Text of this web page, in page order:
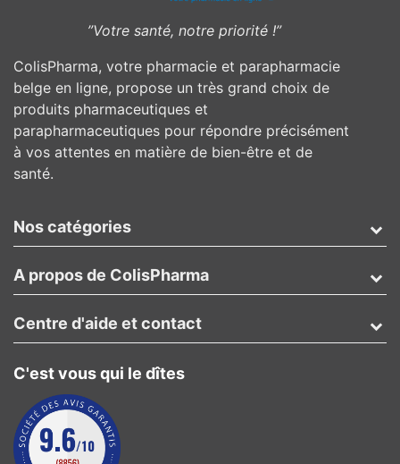
”Votre santé, notre priorité !”
ColisPharma, votre pharmacie et parapharmacie
belge en ligne, propose un très grand choix de
produits pharmaceutiques et
parapharmaceutiques pour répondre précisément
à vos attentes en matière de bien-être et de
santé.
Nos catégories
A propos de ColisPharma
C'est vous qui le dîtes
Centre d'aide et contact